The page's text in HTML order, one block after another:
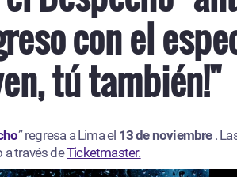
con el
tú también!"
” regresa a Lima el 13 de noviembre .
a través deTicketmaster.